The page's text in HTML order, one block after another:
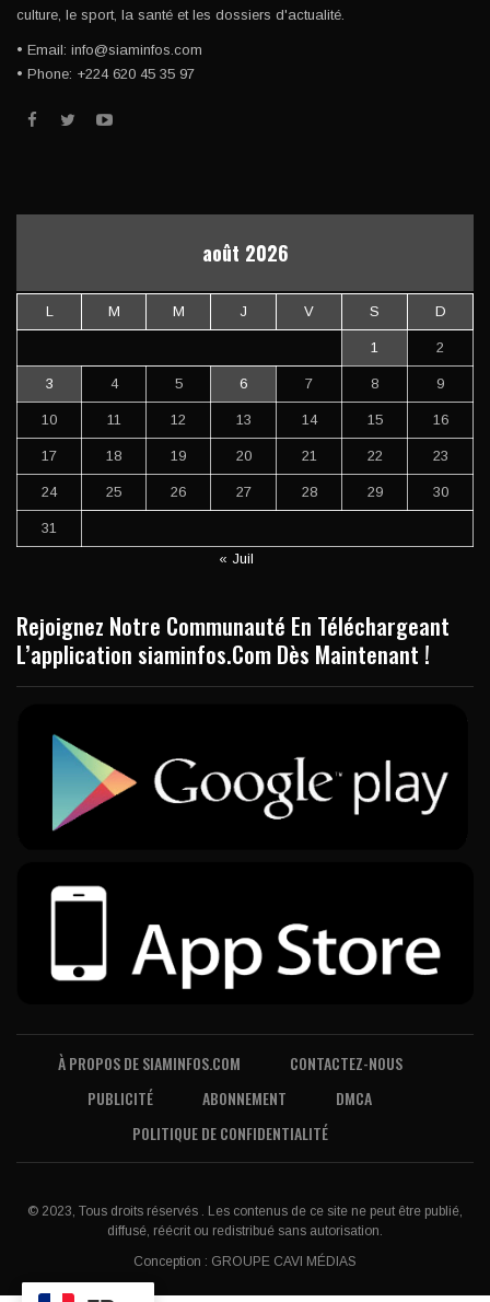
culture, le sport, la santé et les dossiers d'actualité.
• Email: info@siaminfos.com
• Phone: +224 620 45 35 97
août 2026
L M M J V S D
1 2
3 4 5 6 7 8 9
10 11 12 13 14 15 16
17 18 19 20 21 22 23
24 25 26 27 28 29 30
31
« Juil
Rejoignez Notre Communauté En Téléchargeant
L’application siaminfos.Com Dès Maintenant !
À PROPOS DE SIAMINFOS.COM
CONTACTEZ-NOUS
PUBLICITÉ
ABONNEMENT
DMCA
POLITIQUE DE CONFIDENTIALITÉ
© 2023, Tous droits réservés . Les contenus de ce site ne peut être publié,
diffusé, réécrit ou redistribué sans autorisation.
Conception : GROUPE CAVI MÉDIAS